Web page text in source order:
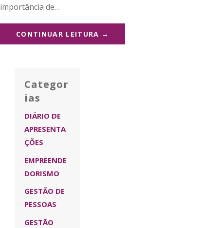
importância de…
CONTINUAR LEITURA →
Categor
ias
DIÁRIO DE
APRESENTA
ÇÕES
EMPREENDE
DORISMO
GESTÃO DE
PESSOAS
GESTÃO